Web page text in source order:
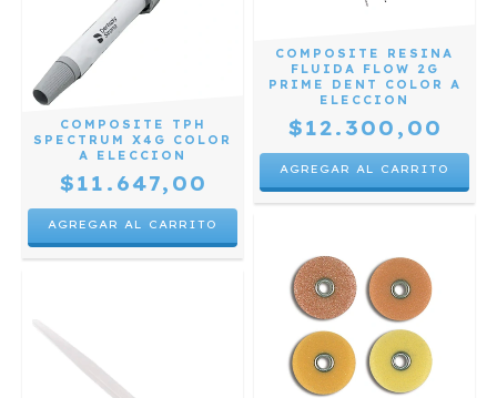
COMPOSITE TPH
SPECTRUM X4G COLOR
A ELECCION
$11.647,00
AGREGAR AL CARRITO
COMPOSITE RESINA
FLUIDA FLOW 2G
PRIME DENT COLOR A
ELECCION
$12.300,00
AGREGAR AL CARRITO